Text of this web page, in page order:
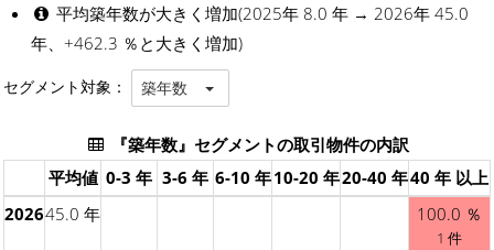
平均築年数が大きく増加(2025年 8.0 年 → 2026年 45.0
年、+462.3 ％と大きく増加)
セグメント対象： 築年数
『築年数』セグメントの取引物件の内訳
平均値 0-3 年 3-6 年 6-10 年10-20 年20-40 年40 年 以上
202645.0 年 100.0 ％
1 件